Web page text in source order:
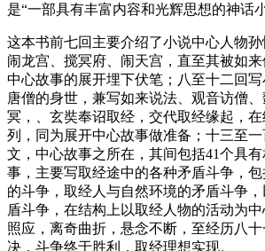
是“一部具有丰富内容和光辉思想的神话小
这本书前七回主要介绍了小说中心人物孙
闹龙宫、搅冥府、闹天宫，直至其被如
中心故事的展开埋下伏笔；八至十二回
唐僧的身世，兼写如来说法、观音访僧
冥，、玄奘奉诏取经，交代取经缘起，
列，同为展开中心故事做准备；十三至
文，中心故事之所在，其间包括41个具
事，主要写取经途中的各种矛盾斗争，
的斗争，取经人与自然环境的矛盾斗争
盾斗争，在结构上以取经人物的活动为
照应，离奇曲折，悬念不断，至经历八
决，斗争终于胜利，取经理想实现。